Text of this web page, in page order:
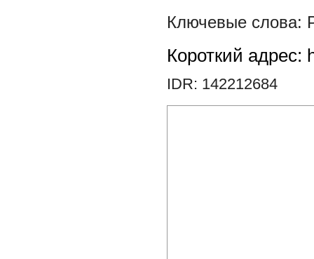
Короткий адрес:
IDR: 142212684